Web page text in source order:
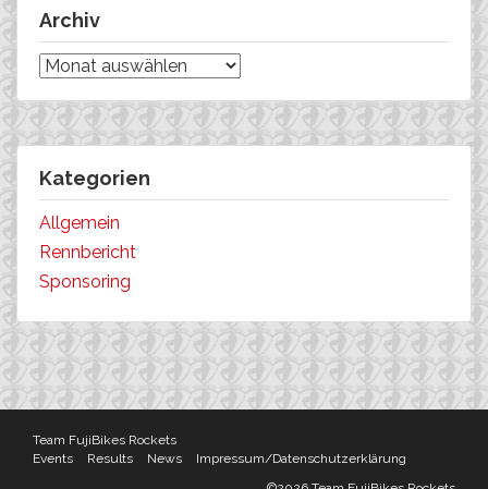
Archiv
Archiv
Kategorien
Allgemein
Rennbericht
Sponsoring
Team FujiBikes Rockets
Events
Results News
Impressum/Datenschutzerklärung